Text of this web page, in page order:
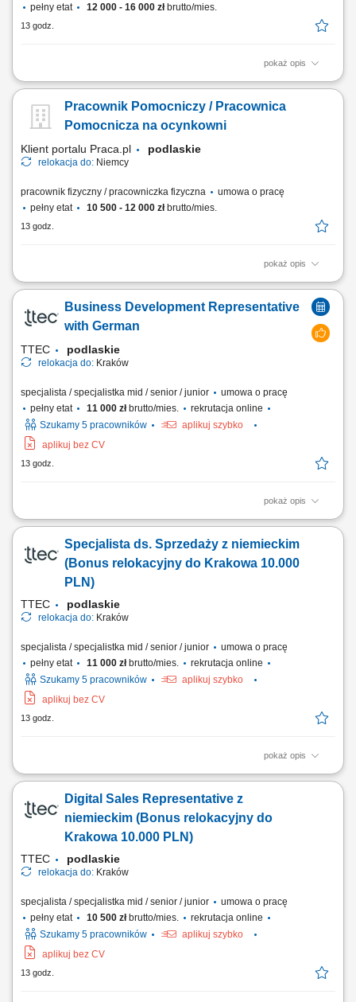
pełny etat
12 000 - 16 000 złbrutto/mies.
13 godz.
pokaż opis
wykonywanie prac spawalniczych metodą MAG (135) oraz TIG/WIG
dokumentacją techniczną, spawanie konstrukcji stalowych, rur oraz
komponentów ze stali węglowej i nierdzewnej, montaż oraz sczepianie
Pracownik Pomocniczy / Pracownica
Pomocnicza na ocynkowni
Klient portalu Praca.pl podlaskie
relokacja do: Niemcy
pracownik fizyczny / pracowniczka fizyczna
umowa o pracę
pełny etat
10 500 - 12 000 złbrutto/mies.
13 godz.
pokaż opis
Zawieszanie oraz ściąganie różnorodnych elementów metalowych przy
użyciu drutów montażowych. Wykonywanie drobnych prac ślusarskich,
w tym szlifowania oraz polerowania powierzchni. Realizacja innych
bieżących zadań pomocniczych na terenie zakładu w zależności od
Business Development Representative
with German
TTEC podlaskie
relokacja do: Kraków
specjalista / specjalistka mid / senior / junior
umowa o pracę
pełny etat
11 000 złbrutto/mies.
rekrutacja online
Szukamy 5 pracowników
aplikuj szybko
aplikuj bez CV
13 godz.
pokaż opis
Relocate to Krakow with 10.000 PLN bonus! Your potential has a place
Development Representative with German-English working hybrid in
Krakow, Poland, you’ll be a part of bringing humanity to business.
#experienceTTEC Our employees...
Specjalista ds. Sprzedaży z niemieckim
(Bonus relokacyjny do Krakowa 10.000
PLN)
TTEC podlaskie
relokacja do: Kraków
specjalista / specjalistka mid / senior / junior
umowa o pracę
pełny etat
11 000 złbrutto/mies.
rekrutacja online
Szukamy 5 pracowników
aplikuj szybko
aplikuj bez CV
13 godz.
pokaż opis
Relocate to Krakow with 10.000 PLN bonus! Your potential has a place
Sales Representative with German-English working hybrid in Krakow,
Poland, you’ll be a part of bringing humanity to business.
#experienceTTEC Our employees have...
Digital Sales Representative z
niemieckim (Bonus relokacyjny do
Krakowa 10.000 PLN)
TTEC podlaskie
relokacja do: Kraków
specjalista / specjalistka mid / senior / junior
umowa o pracę
pełny etat
10 500 złbrutto/mies.
rekrutacja online
Szukamy 5 pracowników
aplikuj szybko
aplikuj bez CV
13 godz.